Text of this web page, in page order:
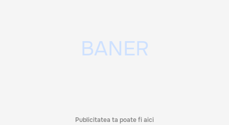
Publicitatea ta poate fi aici